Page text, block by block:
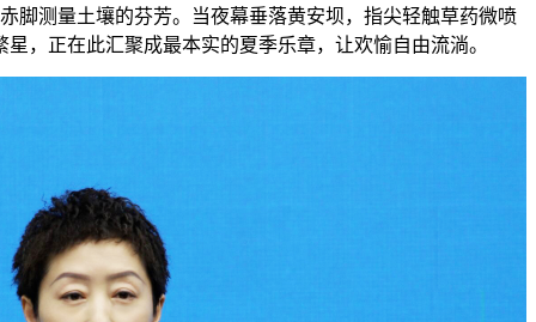
脚测量土壤的芬芳。当夜幕垂落黄安坝，指尖轻触草药微喷
，正在此汇聚成最本实的夏季乐章，让欢愉自由流淌。